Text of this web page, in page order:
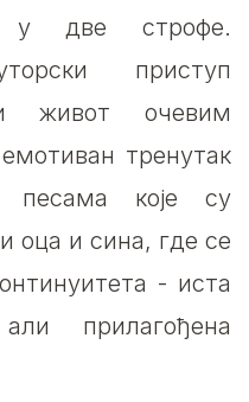
у две строфе.
приступ
живот очевим
тренутак
песама које су
оца и сина, где се
- иста
прилагођена